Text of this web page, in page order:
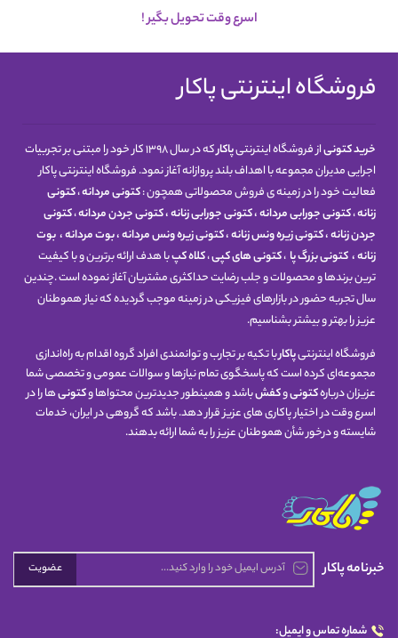
اسرعوقت تحویل بگیر !
فروشگاه اینترنتی پاکار
خرید کتونیاز فروشگاه اینترنتیپاکار
که در سال 1398 کار خود را مبتنی بر تجربیات
اجرایی مدیران مجموعه با اهداف بلند پروازانه آغاز نمود. فروشگاه اینترنتی پاکار
فعالیت خود را در زمینه ی فروش محصولاتی همچون :کتونی مردانه،کتونی
زنانه،کتونی جورابی مردانه،کتونی جورابی زنانه،کتونی جردن مردانه،کتونی
جردن زنانه،کتونی زیره ونس زنانه،کتونی زیره ونس مردانه،بوت مردانه،بوت
زنانه، کتونیبزرگ پا ،کتونی های کپی،کلاه کپبا هدف ارائه برترین و با کیفیت
ترین برندها و محصولات و جلب رضایت حداکثری مشتریان آغاز نموده است .چندین
سال تجربه حضور در بازارهای فیزیکی در زمینه موجب گردیده که نیاز هموطنان
عزیز را بهتر و بیشتر بشناسیم.
فروشگاه اینترنتیپاکاربا تکیه بر تجارب و توانمندی افراد گروه اقدام به راه‌اندازی
مجموعه‌ای کرده است که پاسخگوی تمام نیازها و سوالات عمومی و تخصصی شما
عزیزان دربارهکتونیوکفشباشد و همینطور جدیدترین محتواها وکتونیها را در
اسرع وقت در اختیار پاکاری های عزیز قرار دهد. باشد که گروهی در ایران، خدمات
شایسته و درخور شأن هموطنان عزیز را به شما ارائه بدهند.
خبرنامه پاکار عضویت
شماره تماس و ایمیل: